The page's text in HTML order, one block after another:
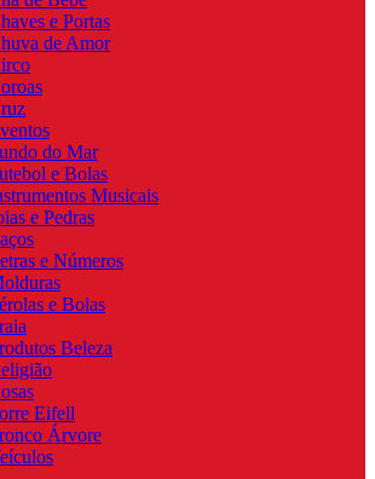
e Portas
de Amor
do Mar
e Bolas
Musicais
e Pedras
e Números
e Bolas
Beleza
Eifell
Árvore